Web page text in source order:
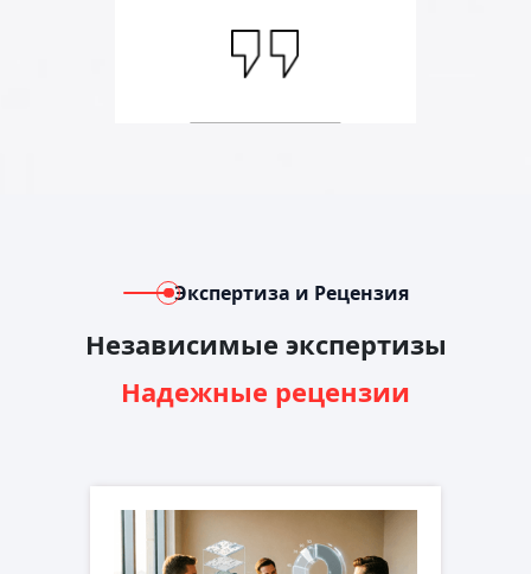
Экспертиза и Рецензия
Независимые экспертизы
Надежные рецензии